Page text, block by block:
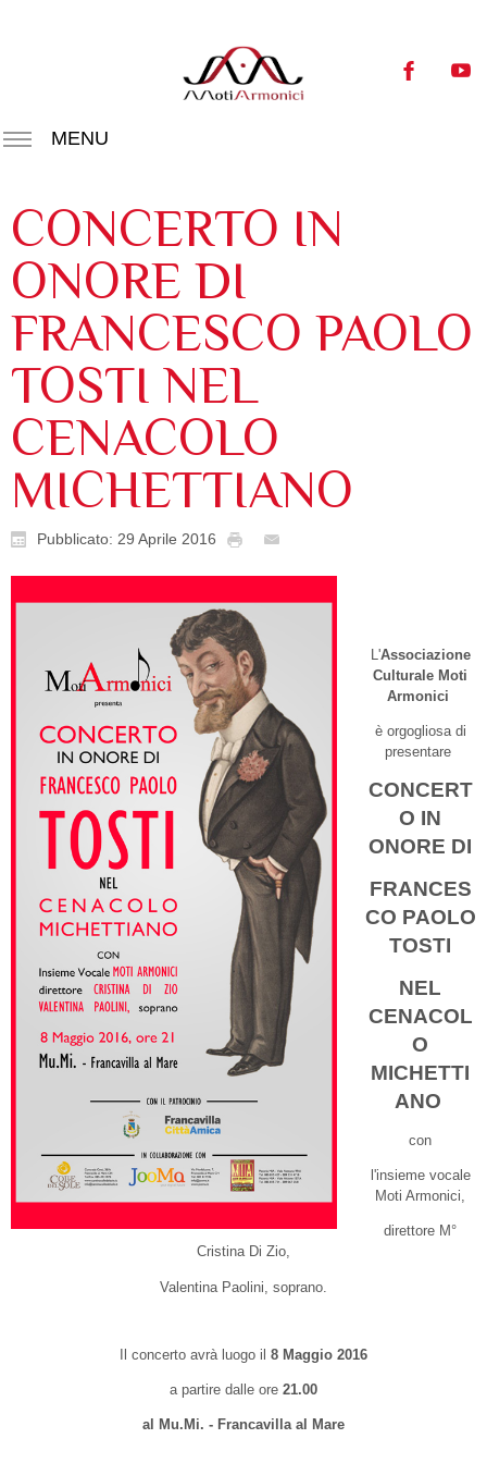
MENU
CONCERTO IN
ONORE DI
FRANCESCO PAOLO
TOSTI NEL
CENACOLO
MICHETTIANO
Pubblicato: 29 Aprile 2016
L'Associazione
Culturale Moti
Armonici
è orgogliosa di
presentare
CONCERT
O IN
ONORE DI
FRANCES
CO PAOLO
TOSTI
NEL
CENACOL
O
MICHETTI
ANO
con
l'insieme vocale
Moti Armonici,
direttore M°
Cristina Di Zio,
Valentina Paolini, soprano.
Il concerto avrà luogo il 8 Maggio 2016
a partire dalle ore 21.00
al Mu.Mi. - Francavilla al Mare